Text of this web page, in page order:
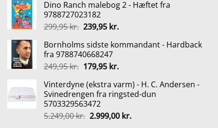
var:
59,00 kr..
er:
Dino Ranch malebog 2 - Hæftet fra
9788727023182
299,95kr. Den
pris
var:
299,95 kr..
239,95 kr.Den
pris
239,95 kr..
Bornholms sidste kommandant - Hardback
fra 9788740668247
249,95kr. Den
pris
var:
249,95 kr..
179,95 kr.Den
pris
er:
Vinterdyne (ekstra varm) - H. C. Andersen -
Svinedrengen fra ringsted-dun
5703329563472
5.249,00kr. Den
2.999,00 kr.Den